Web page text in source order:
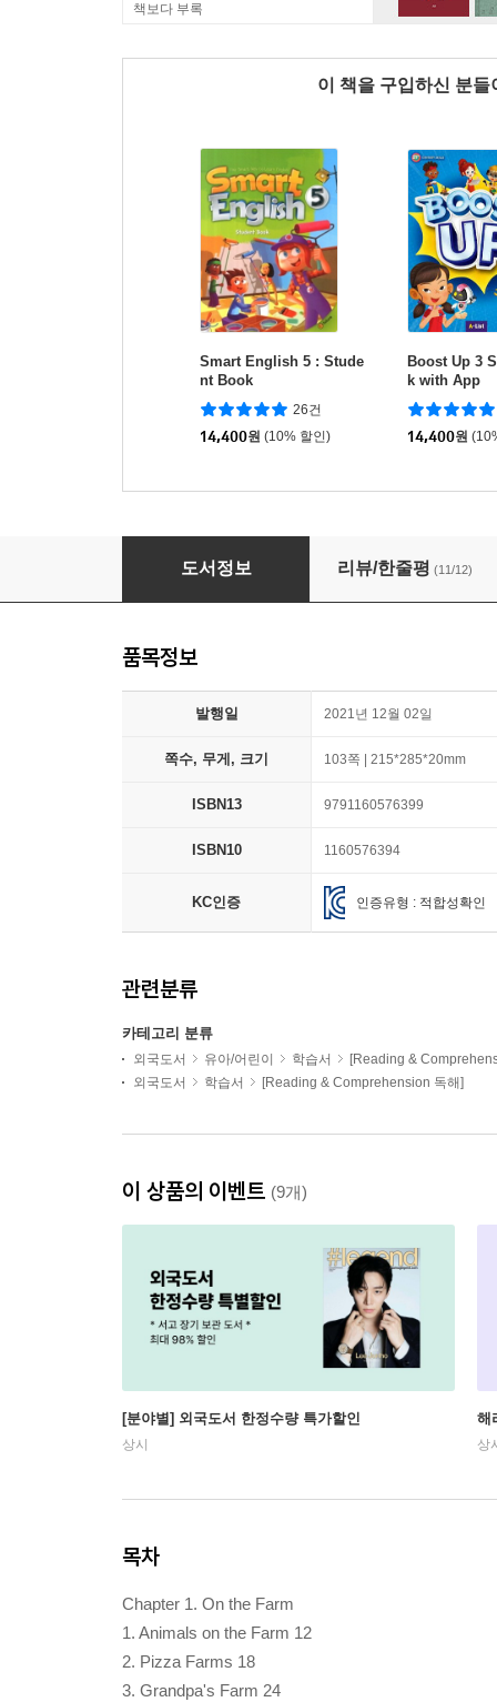
책보다 부록
이 책을 구입하신 분
Smart English 5 : Stude
nt Book
26건
14,400원 (10% 할인)
Boost Up 3
k with App
14,400원
Wonderful WORLD BASIC 4 Student Book
도서정보 리뷰/한줄평 (11/12)
품목정보
발행일 2021년 12월 02일
쪽수, 무게, 크기 103쪽 | 215*285*20mm
ISBN13 9791160576399
ISBN10 1160576394
KC인증 인증유형 : 적합성확인
관련분류
카테고리 분류
외국도서 유아/어린이 학습서
[Reading &
외국도서
학습서 [Reading & Comprehension 독해]
이 상품의 이벤트 (9개)
[분야별] 외국도서 한정수량 특가할인
상시
해
상
목차
Chapter 1. On the Farm
1. Animals on the Farm 12
2. Pizza Farms 18
3. Grandpa's Farm 24